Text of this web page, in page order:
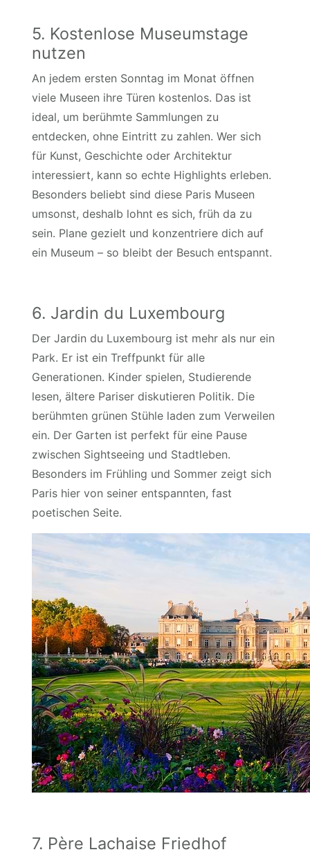
5. Kostenlose Museumstage
nutzen
An jedem ersten Sonntag im Monat öffnen
viele Museen ihre Türen kostenlos. Das ist
ideal, um berühmte Sammlungen zu
entdecken, ohne Eintritt zu zahlen. Wer sich
für Kunst, Geschichte oder Architektur
interessiert, kann so echte Highlights erleben.
Besonders beliebt sind diese Paris Museen
umsonst, deshalb lohnt es sich, früh da zu
sein. Plane gezielt und konzentriere dich auf
ein Museum – so bleibt der Besuch entspannt.
6. Jardin du Luxembourg
Der Jardin du Luxembourg ist mehr als nur ein
Park. Er ist ein Treffpunkt für alle
Generationen. Kinder spielen, Studierende
lesen, ältere Pariser diskutieren Politik. Die
berühmten grünen Stühle laden zum Verweilen
ein. Der Garten ist perfekt für eine Pause
zwischen Sightseeing und Stadtleben.
Besonders im Frühling und Sommer zeigt sich
Paris hier von seiner entspannten, fast
poetischen Seite.
7. Père Lachaise Friedhof